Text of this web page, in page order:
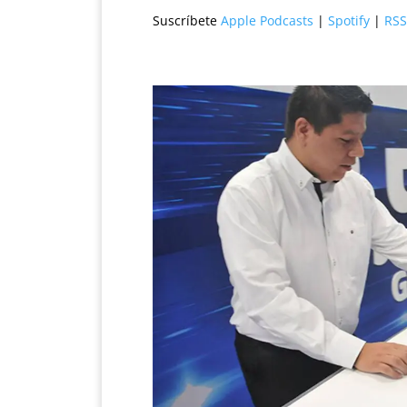
Suscríbete Apple Podcasts | Spotify | RSS